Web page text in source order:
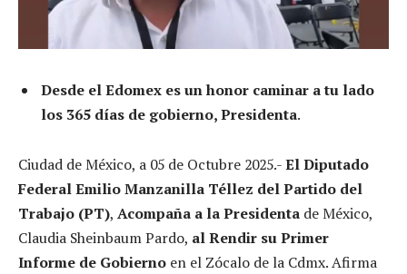
Desde el Edomex es un honor caminar a tu lado
los 365 días de gobierno, Presidenta.
Ciudad de México, a 05 de Octubre 2025.-El Diputado
Federal Emilio Manzanilla Téllez del Partido del
Trabajo (PT), Acompaña a la Presidenta de México,
Claudia Sheinbaum Pardo, al Rendir su Primer
Informe de Gobierno en el Zócalo de la Cdmx. Afirma